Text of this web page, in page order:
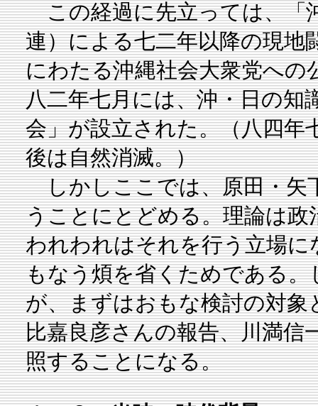
この経過に先立っては、「
連）による七二年以降の現地
にわたる沖縄社会大衆党への
八二年七月には、沖・日の知
会」が設立された。（八四年
後は自然消滅。）
しかしここでは、原田・矢
うことにとどめる。理論は政
われわれはそれを行う立場
もなう煩を省くためである。
が、まずはおもな検討の対
比嘉良彦さんの報告、川満信
照することになる。